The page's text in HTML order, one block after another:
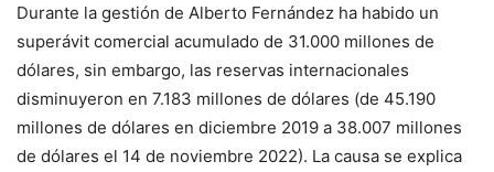
Durante la gestión de Alberto Fernández ha habido un
superávit comercial acumulado de 31.000 millones de
dólares, sin embargo, las reservas internacionales
disminuyeron en 7.183 millones de dólares (de 45.190
millones de dólares en diciembre 2019 a 38.007 millones
de dólares el 14 de noviembre 2022). La causa se explica